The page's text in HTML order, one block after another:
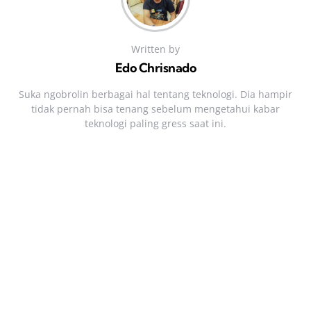
Written by
Edo Chrisnado
Suka ngobrolin berbagai hal tentang teknologi. Dia hampir
tidak pernah bisa tenang sebelum mengetahui kabar
teknologi paling gress saat ini.